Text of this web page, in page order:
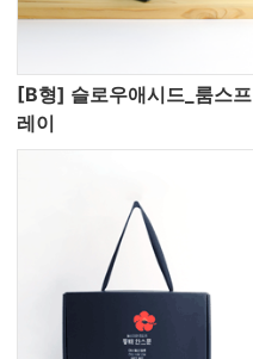
[B형] 슬로우애시드_룸스프
레이